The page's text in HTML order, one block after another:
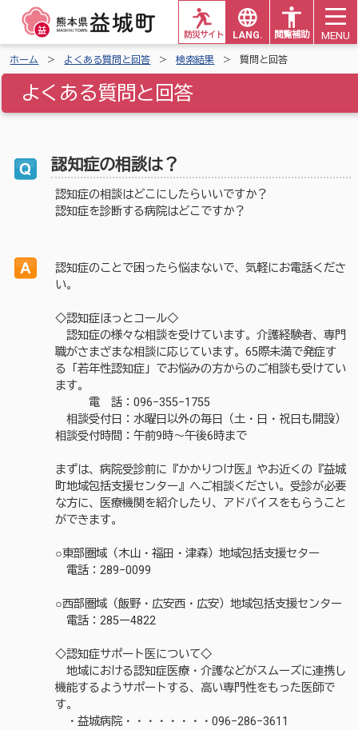
LANG. 閲覧補助
防災サイト MENU
ホーム よくある質問と回答 検索結果 質問と回答
よくある質問と回答
認知症の相談は？
認知症の相談はどこにしたらいいですか？
認知症を診断する病院はどこですか？
認知症のことで困ったら悩まないで、気軽にお電話くださ
い。
◇認知症ほっとコール◇
認知症の様々な相談を受けています。介護経験者、専門
職がさまざまな相談に応じています。65際未満で発症す
る「若年性認知症」でお悩みの方からのご相談も受けてい
ます。
電 話：096−355−1755
相談受付日：水曜日以外の毎日（土・日・祝日も開設）
相談受付時間：午前9時～午後6時まで
まずは、病院受診前に『かかりつけ医』やお近くの『益城
町地域包括支援センター』へご相談ください。受診が必要
な方に、医療機関を紹介したり、アドバイスをもらうこと
ができます。
○東部圏域（木山・福田・津森）地域包括支援セター
電話：289−0099
○西部圏域（飯野・広安西・広安）地域包括支援センター
電話：285ー4822
◇認知症サポート医について◇
地域における認知症医療・介護などがスムーズに連携し
機能するようサポートする、高い専門性をもった医師で
す。
・益城病院・・・・・・・・096−286−3611